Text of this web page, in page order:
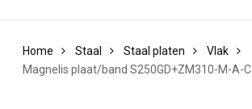
Home Staal Staal platen
Vlak
Magnelis plaat/band S250GD+ZM310-M-A-C